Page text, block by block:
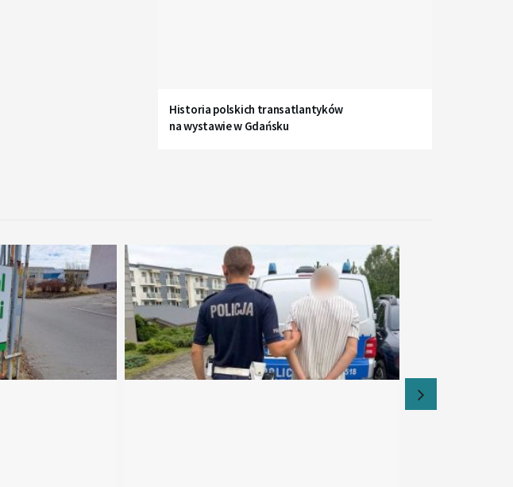
Historia polskich transatlantyków
na wystawie w Gdańsku